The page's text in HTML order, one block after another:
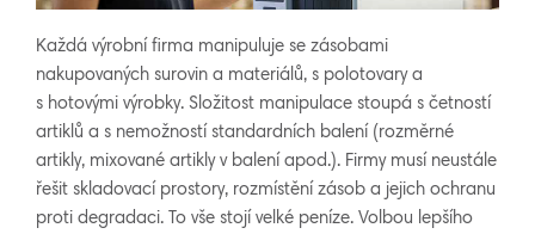
Každá výrobní firma manipuluje se zásobami
nakupovaných surovin a materiálů, s polotovary a
s hotovými výrobky. Složitost manipulace stoupá s četností
artiklů a s nemožností standardních balení (rozměrné
artikly, mixované artikly v balení apod.). Firmy musí neustále
řešit skladovací prostory, rozmístění zásob a jejich ochranu
proti degradaci. To vše stojí velké peníze. Volbou lepšího